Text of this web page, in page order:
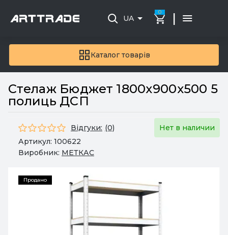
Каталог товарів
UA
0 |
Стелаж Бюджет 1800x900x500 5
полиць ДСП
Відгуки: (0)
Нет в наличии
Артикул: 100622
Виробник: МЕТКАС
Продано